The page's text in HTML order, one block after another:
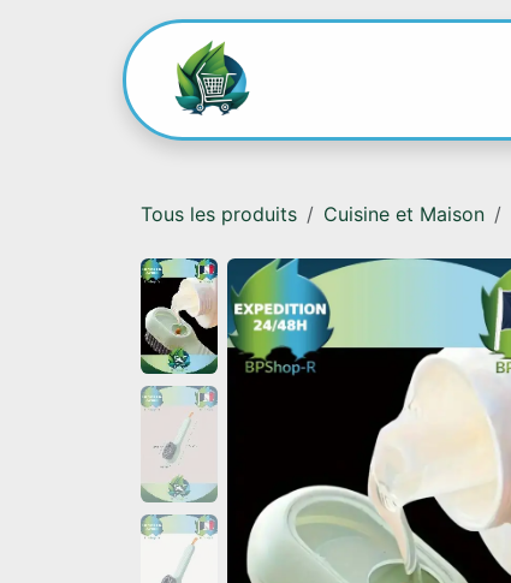
Se rendre au contenu
Tous les produits Cuisine et Maison